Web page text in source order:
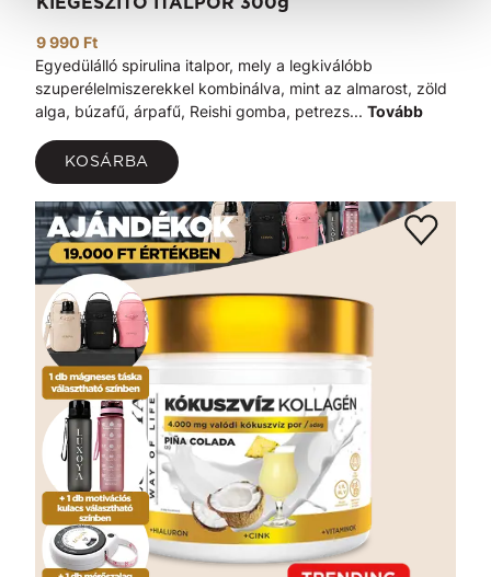
9 990 Ft
Egyedülálló spirulina italpor, mely a legkiválóbb
szuperélelmiszerekkel kombinálva, mint az almarost, zöld
alga, búzafű, árpafű, Reishi gomba, petrezs... Tovább
KOSÁRBA